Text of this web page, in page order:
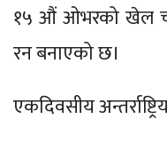
१५ औं ओभरको खेल
रन बनाएको छ।
एकदिवसीय